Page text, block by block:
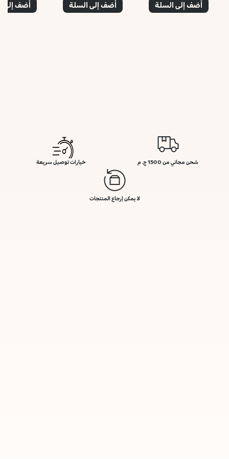
أضف إلى السلة أضف إلى السلة أضف إلى
شحن مجاني من 1500 ج. م خيارات توصيل سريعة
لا يمكن إرجاع المنتجات